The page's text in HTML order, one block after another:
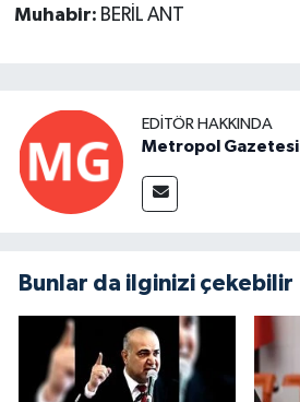
Muhabir: BERİL ANT
EDITÖR HAKKINDA
Metropol Gazetesi
Bunlar da ilginizi çekebilir